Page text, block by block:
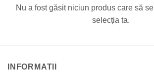
Nu a fost găsit niciun produs care să
selecția ta.
INFORMATII